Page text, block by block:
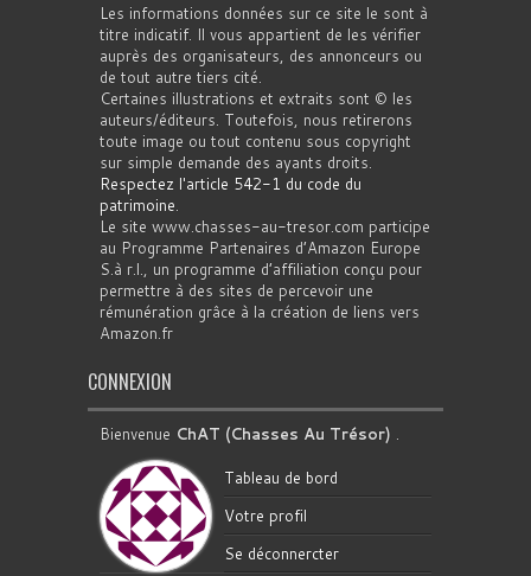
Les informations données sur ce site le sont à
titre indicatif. Il vous appartient de les vérifier
auprès des organisateurs, des annonceurs ou
de tout autre tiers cité.
Certaines illustrations et extraits sont © les
auteurs/éditeurs. Toutefois, nous retirerons
toute image ou tout contenu sous copyright
sur simple demande des ayants droits.
Respectez l'article 542-1 du code du
patrimoine.
Le site www.chasses-au-tresor.com participe
au Programme Partenaires d’Amazon Europe
S.à r.l., un programme d’affiliation conçu pour
permettre à des sites de percevoir une
rémunération grâce à la création de liens vers
Amazon.fr
CONNEXION
Bienvenue ChAT (Chasses Au Trésor) .
Tableau de bord
Votre profil
Se déconnercter